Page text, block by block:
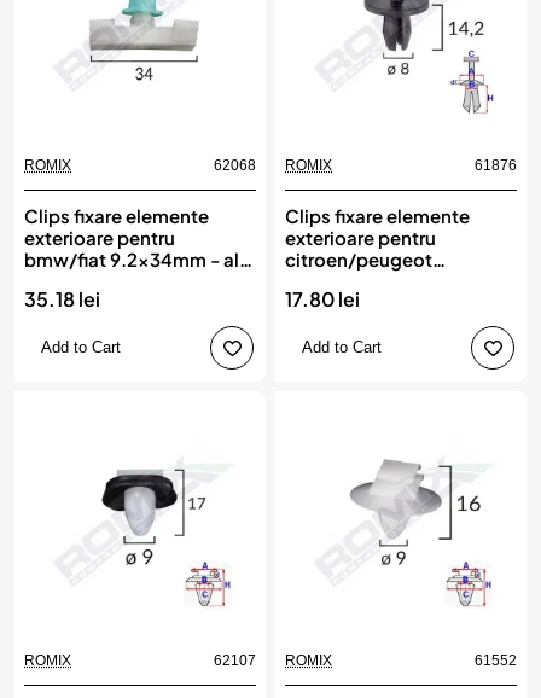
ROMIX 62068
Clips fixare elemente
exterioare pentru
bmw/fiat 9.2x34mm - alb
35.18 lei
Add to Cart
ROMIX 61876
Clips fixare elemente
exterioare pentru
citroen/peugeot
buc, ROMIX
17.80 lei
Add to Cart
ROMIX 62107 ROMIX 61552